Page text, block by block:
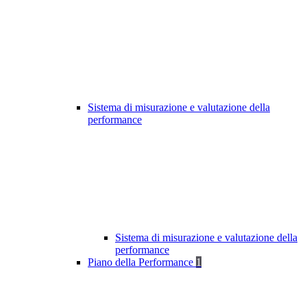
Sistema di misurazione e valutazione della
performance
Sistema di misurazione e valutazione della
performance
Piano della Performance 1